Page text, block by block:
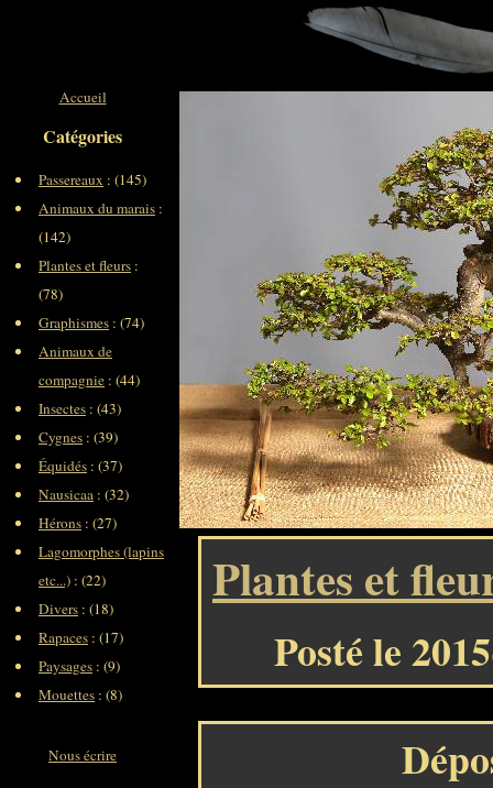
Plantes et
Posté le
Accueil
Catégories
Passereaux : (145)
Animaux du marais :
(142)
Plantes et fleurs :
(78)
Graphismes : (74)
Animaux de
compagnie : (44)
Insectes : (43)
Cygnes : (39)
Équidés : (37)
Nausicaa : (32)
Hérons : (27)
Lagomorphes (lapins
etc...) : (22)
Divers : (18)
Rapaces : (17)
Paysages : (9)
Mouettes : (8)
Nous écrire